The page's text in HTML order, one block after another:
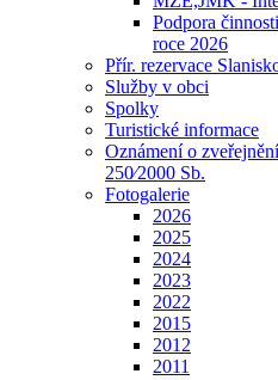
Podpora
roce 2026
Přír. rezervace
Služby v obci
Spolky
Turistické informace
Oznámení o
250⁄2000 Sb.
Fotogalerie
2026
2025
2024
2023
2022
2015
2012
2011